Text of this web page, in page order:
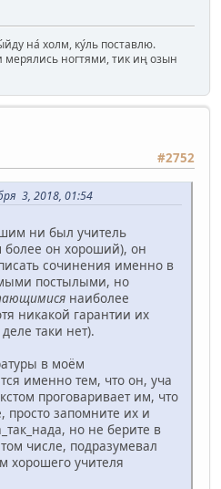
на́ холм, ку́ль поставлю.
мерялись ногтями, тик иң озын
#2752
3, 2018, 01:54
ни был учитель
более он хороший), он
сочинения именно в
постылыми, но
наиболее
никакой гарантии их
таки нет).
в моём
именно тем, что он, уча
проговаривает им, что
просто запомните их и
но не берите в
числе, подразумевал
хорошего учителя